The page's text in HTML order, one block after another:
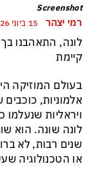
גרדום כמדיניות: כך
Screenshot
רמי יצהר
לונה, התאהבנו
קיימת
בעולם המוזיקה
אלמוניות,
ויראליות שנעלמו
לונה שונה. הוא
שנים רבות, לא
או הטכנולוגיה